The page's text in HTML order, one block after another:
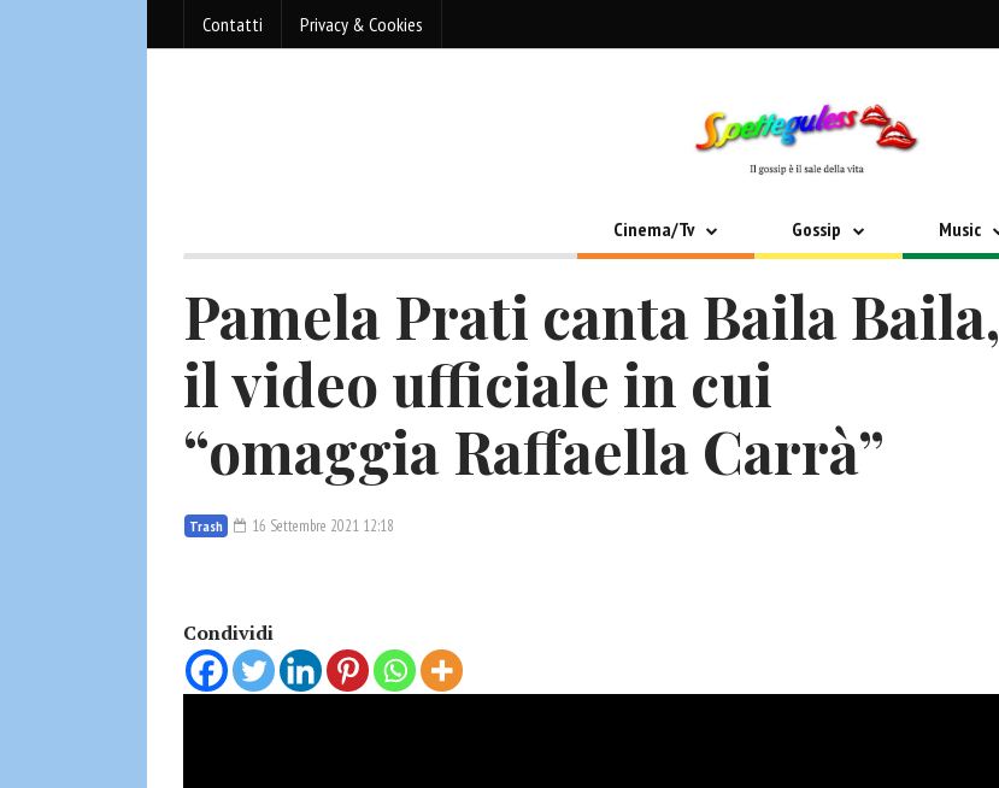
Contatti Privacy & Cookies
Cinema/Tv Gossip Music
Pamela Prati canta Baila Baila,
il video ufficiale in cui
“omaggia Raffaella Carrà”
Trash 16 Settembre 2021 12:18
Condividi